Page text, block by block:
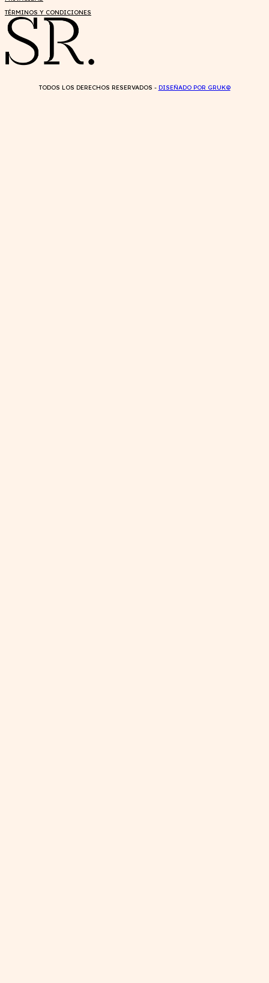
TÉRMINOS Y CONDICIONES
TODOS LOS DERECHOS RESERVADOS - DISEÑADO POR GRUK©